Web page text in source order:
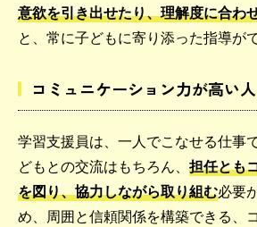
意欲を引き出せたり、理解度に合わ
と、常に子どもに寄り添った指導が
コミュニケーション力が高い人
学習支援員は、一人でこなせる仕事
どもとの交流はもちろん、 担任とも
を図り、協力しながら取り組む必要
め、周囲と信頼関係を構築できる、